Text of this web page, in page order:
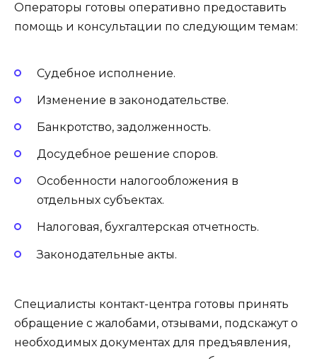
Операторы готовы оперативно предоставить
помощь и консультации по следующим темам:
Судебное исполнение.
Изменение в законодательстве.
Банкротство, задолженность.
Досудебное решение споров.
Особенности налогообложения в
отдельных субъектах.
Налоговая, бухгалтерская отчетность.
Законодательные акты.
Специалисты контакт-центра готовы принять
обращение с жалобами, отзывами, подскажут о
необходимых документах для предъявления,